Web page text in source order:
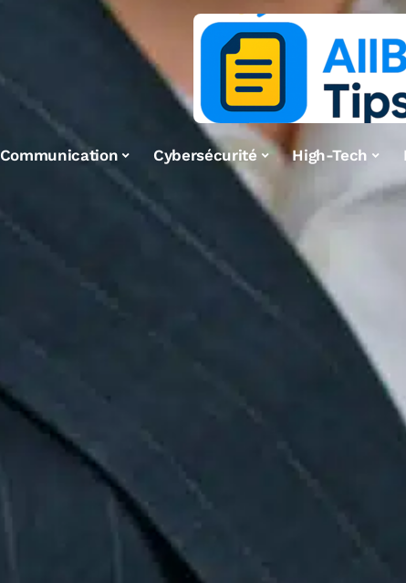
Communication Cybersécurité High-Tech